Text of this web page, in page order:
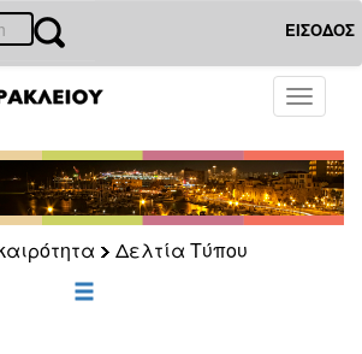
ΕΙΣΟΔΟΣ
Toggle
Δελτία Τύπου